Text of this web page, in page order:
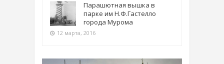
Парашютная вышка в
парке им Н.Ф.Гастелло
города Мурома
12 марта, 2016